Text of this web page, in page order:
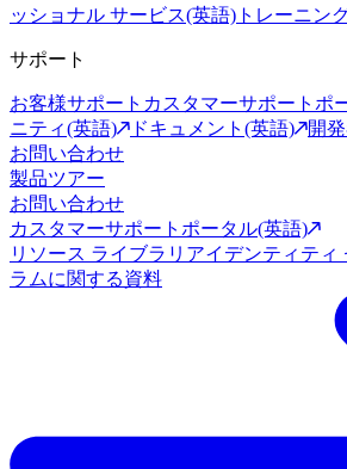
ッショナル サービス(英語) トレーニン
サポート
お客様サポート カスタマーサポートポ
ニティ(英語)
ドキュメント(英語)
開
お問い合わせ
製品ツアー
お問い合わせ
カスタマーサポートポータル(英語)
リソース ライブラリ アイデンティティ
ラムに関する資料